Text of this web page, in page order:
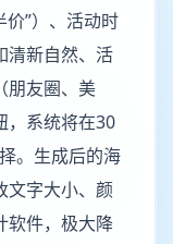
价”）、活动时
清新自然、活
朋友圈、美
，系统将在30
。生成后的海
文字大小、颜
软件，极大降